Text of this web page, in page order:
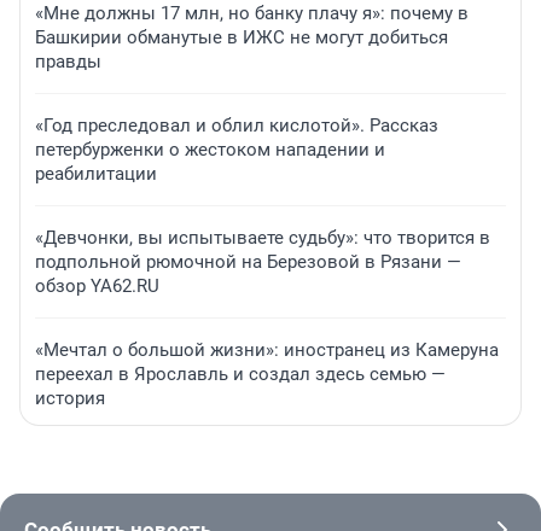
«Мне должны 17 млн, но банку плачу я»: почему в
Башкирии обманутые в ИЖС не могут добиться
правды
«Год преследовал и облил кислотой». Рассказ
петербурженки о жестоком нападении и
реабилитации
«Девчонки, вы испытываете судьбу»: что творится в
подпольной рюмочной на Березовой в Рязани —
обзор YA62.RU
«Мечтал о большой жизни»: иностранец из Камеруна
переехал в Ярославль и создал здесь семью —
история